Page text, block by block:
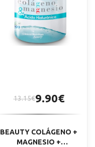
13.15€9.90€
BEAUTY COLÁGENO +
MAGNESIO +